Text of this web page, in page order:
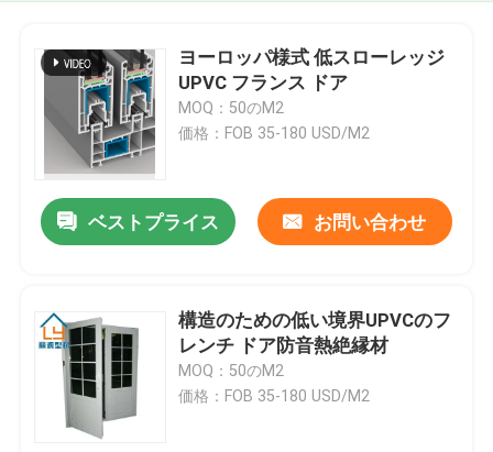
ヨーロッパ様式 低スローレッジ
UPVC フランス ドア
MOQ：50のM2
価格：FOB 35-180 USD/M2
ベストプライス お問い合わせ
構造のための低い境界UPVCのフ
レンチ ドア防音熱絶縁材
MOQ：50のM2
価格：FOB 35-180 USD/M2